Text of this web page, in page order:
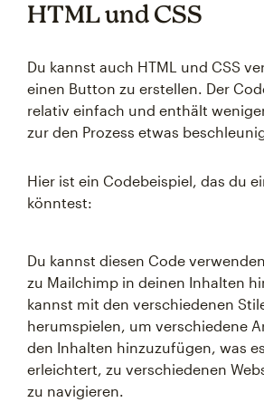
HTML und CSS
Du kannst auch HTML und CSS
einen Button zu erstellen. Der
relativ einfach und enthält
zur den Prozess etwas
Hier ist ein Codebeispiel, das du
könntest:
Du kannst diesen Code
zu Mailchimp in deinen Inhalten
kannst mit den verschiedenen
herumspielen, um verschiedene
den Inhalten hinzuzufügen, was
erleichtert, zu verschiedenen
zu navigieren.